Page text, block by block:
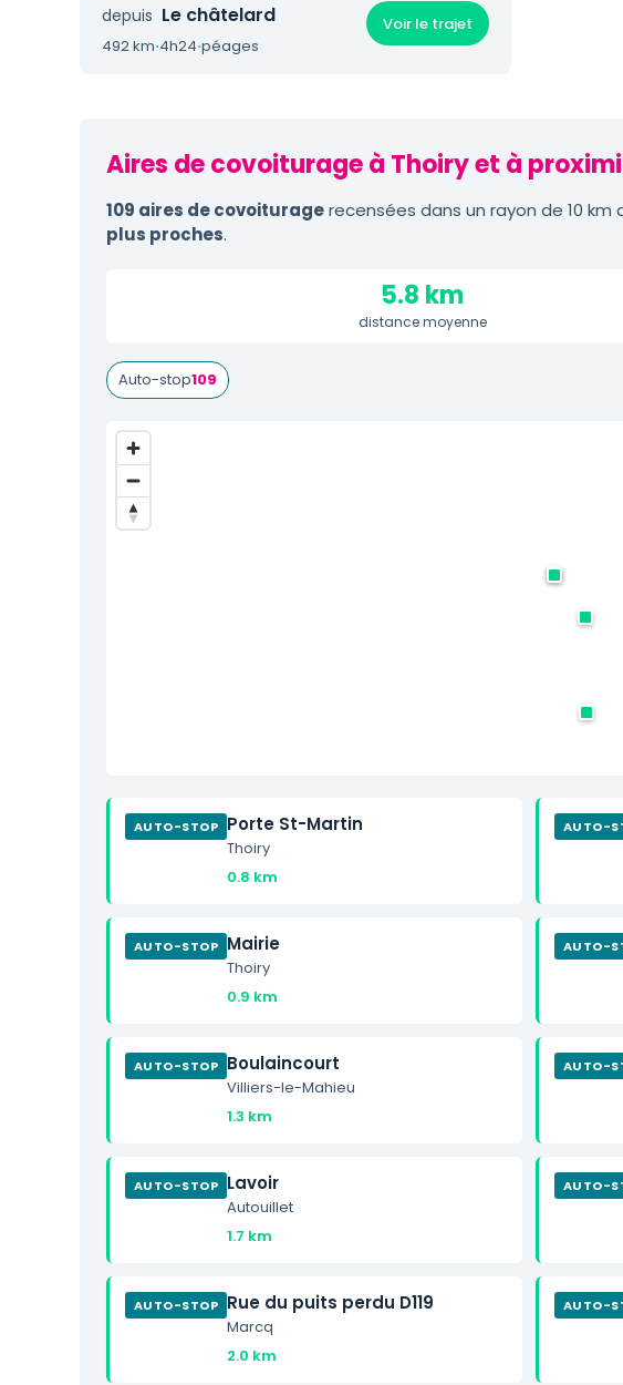
depuis Le châtelard
492 km·4h24·péages
Voir le trajet
Aires de covoiturage à Thoiry et à
109 aires de covoituragerecensées dans un rayon de 10 km
plus proches.
5.8 km
distance moyenne
Auto-stop109
AUTO-STOP Porte St-Martin
Thoiry
0.8 km
AUTO-
AUTO-STOP Mairie
Thoiry
0.9 km
AUTO-
AUTO-STOP Boulaincourt
Villiers-le-Mahieu
1.3 km
AUTO-
AUTO-STOP Lavoir
Autouillet
1.7 km
AUTO-
AUTO-STOP Rue du puits perdu D119
Marcq
2.0 km
AUTO-